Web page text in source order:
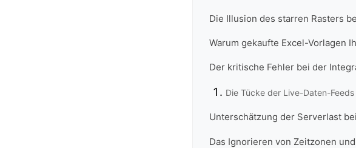
Die Illusion des starren Rasters
Warum gekaufte Excel-Vorlagen
Der kritische Fehler bei der
Die Tücke der Live-Daten-Feeds
Unterschätzung der Serverlast
Das Ignorieren von Zeitzonen